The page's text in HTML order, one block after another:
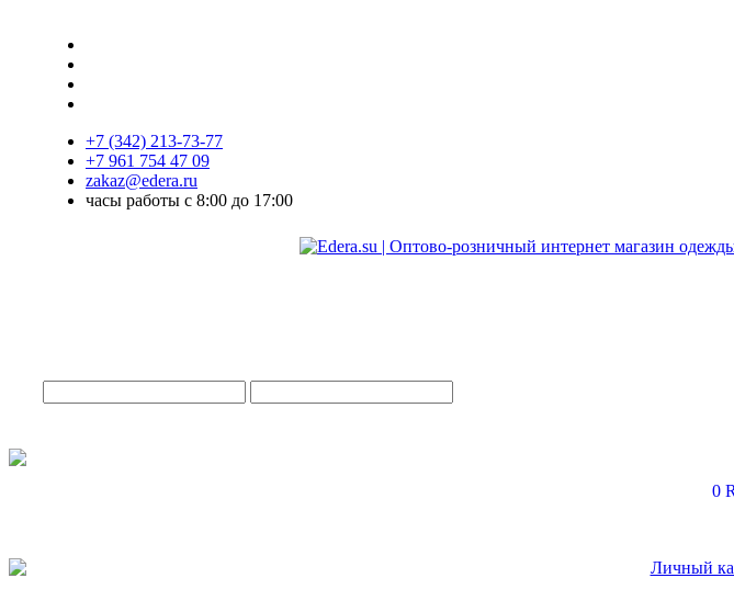
+7 (342) 213-73-77
+7 961 754 47 09
zakaz@edera.ru
часы работы с 8:00 до 17:00
0